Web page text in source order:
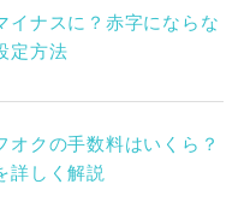
イナスに？赤字にならな
定方法
オクの手数料はいくら？
詳しく解説